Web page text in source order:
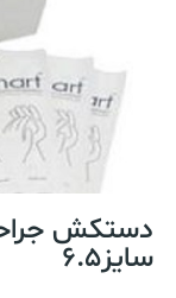
دستکش
سایز6.5